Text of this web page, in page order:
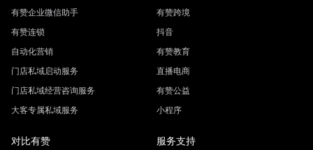
有赞企业微信助手
有赞连锁
自动化营销
门店私域启动服务
门店私域经营咨询服务
大客专属私域服务
有赞跨境
抖音
有赞教育
直播电商
有赞公益
小程序
对比有赞 服务支持